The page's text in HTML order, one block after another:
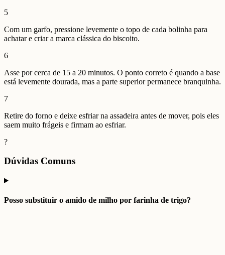
5
Com um garfo, pressione levemente o topo de cada bolinha para
achatar e criar a marca clássica do biscoito.
6
Asse por cerca de 15 a 20 minutos. O ponto correto é quando a base
está levemente dourada, mas a parte superior permanece branquinha.
7
Retire do forno e deixe esfriar na assadeira antes de mover, pois eles
saem muito frágeis e firmam ao esfriar.
?
Dúvidas Comuns
Posso substituir o amido de milho por farinha de trigo?